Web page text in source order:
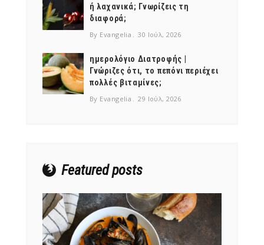
ή λαχανικά; Γνωρίζεις τη
διαφορά;
By Evangelia 30 Ιούλ, 2026
ημερολόγιο Διατροφής |
Γνώριζες ότι, το πεπόνι περιέχει
πολλές βιταμίνες;
By Evangelia 29 Ιούλ, 2026
Featured posts
NEWSLETTER
mel
y updates
fro
m